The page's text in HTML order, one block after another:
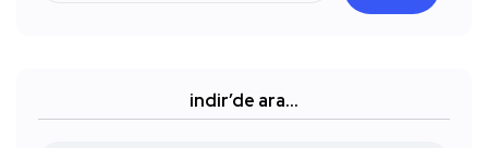
indir’de ara…